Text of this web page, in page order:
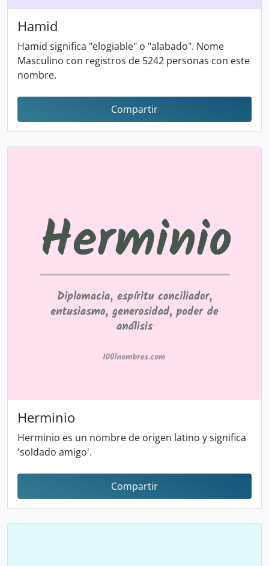
Hamid
Hamid significa "elogiable" o "alabado". Nome
Masculino con registros de 5242 personas con este
nombre.
Compartir
Herminio
Herminio es un nombre de origen latino y significa
'soldado amigo'.
Compartir